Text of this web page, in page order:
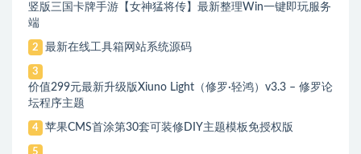
竖版三国卡牌手游【女神猛将传】最新整理Win一键即玩服务
端
2 最新在线工具箱网站系统源码
3
价值299元最新升级版Xiuno Light（修罗·轻鸿）v3.3 – 修罗论
坛程序主题
4 苹果CMS首涂第30套可装修DIY主题模板免授权版